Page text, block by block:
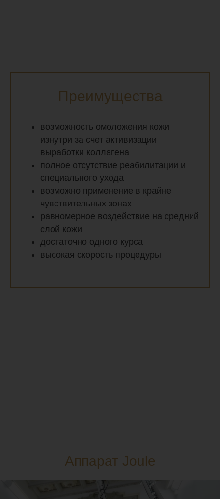
Преимущества
возможность омоложения кожи
изнутри за счет активизации
выработки коллагена
полное отсутствие реабилитации и
специального ухода
возможно применение в крайне
чувствительных зонах
равномерное воздействие на средний
слой кожи
достаточно одного курса
высокая скорость процедуры
Аппарат Joule